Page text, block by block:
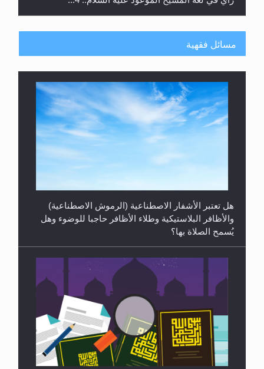
والسلام...
مسائل فقهية
هل تعتبر الأشفار الاصطناعية (الرموش الاصطناعية)
والأظافر البلاستيكية وطلاء الأظافر حاجبا للوضوء وهل
يُسمح الصلاة بها؟
هل يُحسب حول الزكاة وفق السنة الميلادية أو الهجرية؟
هل يجوز فتح مشروع كوافير نسائي للمحجبات وغير